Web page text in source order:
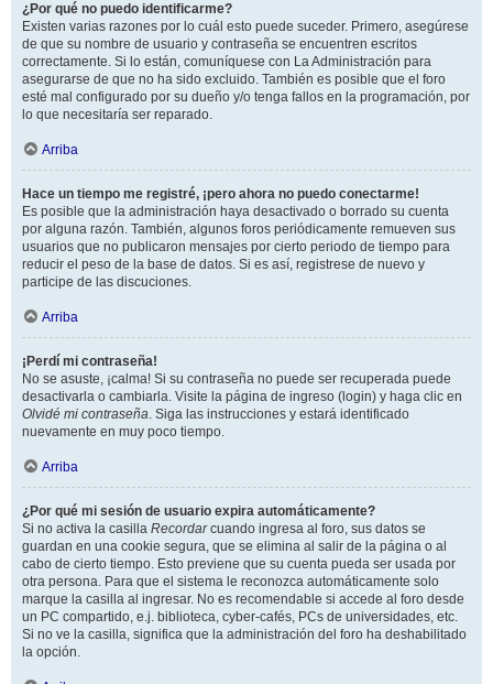
¿Por qué no puedo identificarme?
Existen varias razones por lo cuál esto puede suceder. Primero, asegúrese
de que su nombre de usuario y contraseña se encuentren escritos
correctamente. Si lo están, comuníquese con La Administración para
asegurarse de que no ha sido excluido. También es posible que el foro
esté mal configurado por su dueño y/o tenga fallos en la programación, por
lo que necesitaría ser reparado.
Arriba
Hace un tiempo me registré, ¡pero ahora no puedo conectarme!
Es posible que la administración haya desactivado o borrado su cuenta
por alguna razón. También, algunos foros periódicamente remueven sus
usuarios que no publicaron mensajes por cierto periodo de tiempo para
reducir el peso de la base de datos. Si es así, registrese de nuevo y
participe de las discuciones.
Arriba
¡Perdí mi contraseña!
No se asuste, ¡calma! Si su contraseña no puede ser recuperada puede
desactivarla o cambiarla. Visite la página de ingreso (login) y haga clic en
Olvidé mi contraseña. Siga las instrucciones y estará identificado
nuevamente en muy poco tiempo.
Arriba
¿Por qué mi sesión de usuario expira automáticamente?
Si no activa la casilla Recordarcuando ingresa al foro, sus datos se
guardan en una cookie segura, que se elimina al salir de la página o al
cabo de cierto tiempo. Esto previene que su cuenta pueda ser usada por
otra persona. Para que el sistema le reconozca automáticamente solo
marque la casilla al ingresar. No es recomendable si accede al foro desde
un PC compartido, e.j. biblioteca, cyber-cafés, PCs de universidades, etc.
Si no ve la casilla, significa que la administración del foro ha deshabilitado
la opción.